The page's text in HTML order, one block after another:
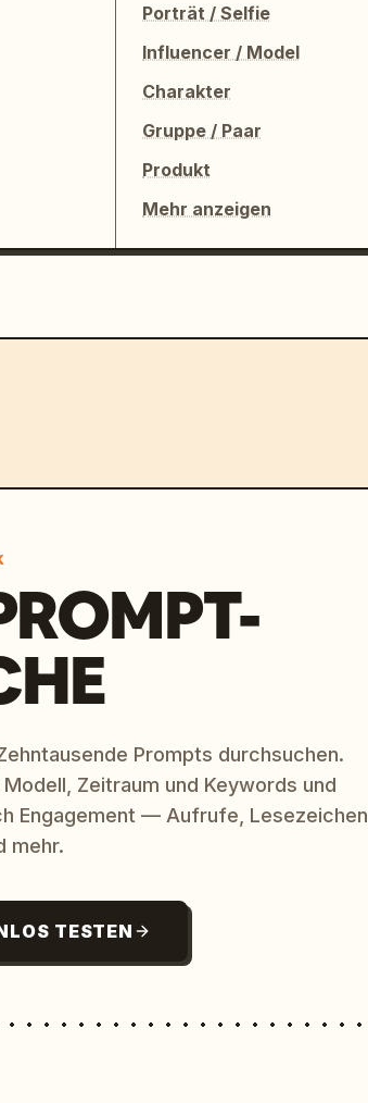
Porträt / Selfie
Influencer / Model
Charakter
Gruppe / Paar
Produkt
Mehr anzeigen
Prompts durchsuchen.
Zeitraum und Keywords und
Engagement — Aufrufe, Lesezeichen,
mehr.
TESTEN